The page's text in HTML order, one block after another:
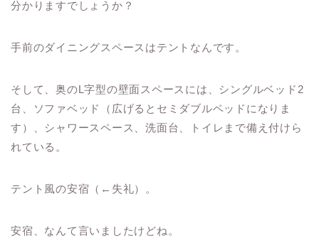
分かりますでしょうか？
手前のダイニングスペースはテントなんです。
そして、奥のL字型の壁面スペースには、シングルベッド2
台、ソファベッド（広げるとセミダブルベッドになりま
す）、シャワースペース、洗面台、トイレまで備え付けら
れている。
テント風の安宿（←失礼）。
安宿、なんて言いましたけどね。